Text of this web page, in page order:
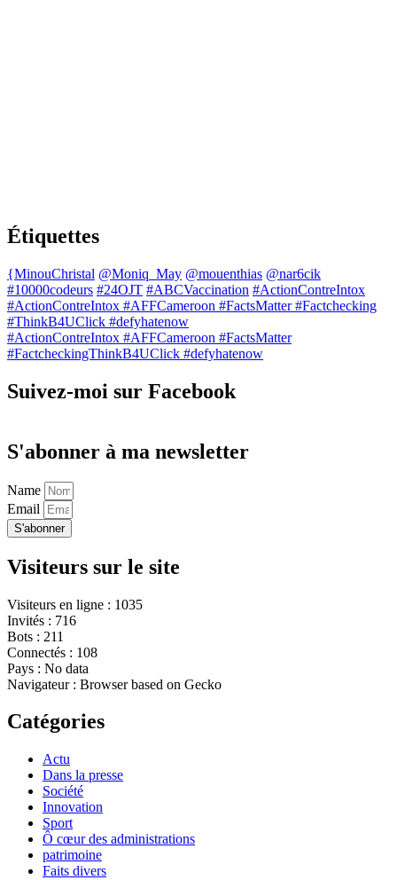
Étiquettes
{MinouChristal @Moniq_May @mouenthias @nar6cik
#10000codeurs #24OJT #ABCVaccination #ActionContreIntox
#ActionContreIntox #AFFCameroon #FactsMatter #Factchecking
#ThinkB4UClick #defyhatenow
#ActionContreIntox #AFFCameroon #FactsMatter
#FactcheckingThinkB4UClick #defyhatenow
Suivez-moi sur Facebook
S'abonner à ma newsletter
Name
Email
S'abonner
Visiteurs sur le site
Visiteurs en ligne : 1035
Invités : 716
Bots : 211
Connectés : 108
Pays : No data
Navigateur : Browser based on Gecko
Catégories
Actu
Dans la presse
Société
Innovation
Sport
Ô cœur des administrations
patrimoine
Faits divers